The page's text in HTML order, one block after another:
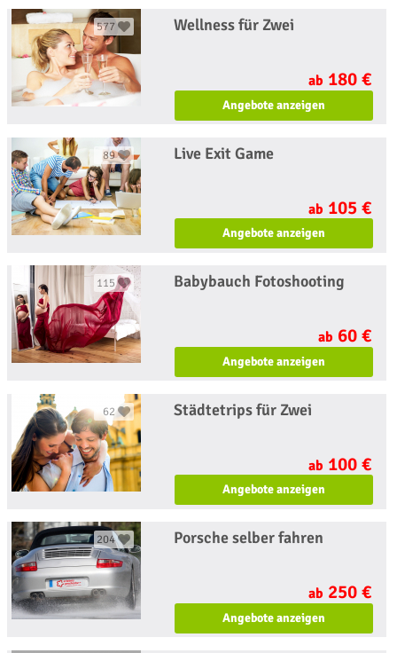
577 Wellness für Zwei
ab 180 €
Angebote anzeigen
89 Live Exit Game
ab 105 €
Angebote anzeigen
115 Babybauch Fotoshooting
ab 60 €
Angebote anzeigen
62 Städtetrips für Zwei
ab 100 €
Angebote anzeigen
204 Porsche selber fahren
ab 250 €
Angebote anzeigen